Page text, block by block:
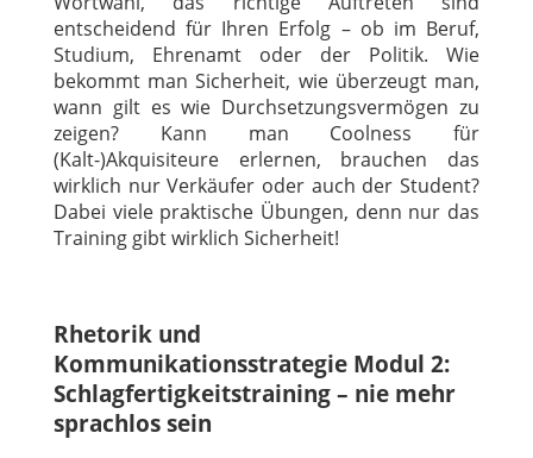
entscheidend für Ihren Erfolg – ob im Beruf,
Studium, Ehrenamt oder der Politik. Wie
bekommt man Sicherheit, wie überzeugt man,
wann gilt es wie Durchsetzungsvermögen zu
zeigen? Kann man Coolness für
(Kalt-)Akquisiteure erlernen, brauchen das
wirklich nur Verkäufer oder auch der Student?
Dabei viele praktische Übungen, denn nur das
Training gibt wirklich Sicherheit!
Rhetorik und
Kommunikationsstrategie Modul 2:
Schlagfertigkeitstraining – nie mehr
sprachlos sein